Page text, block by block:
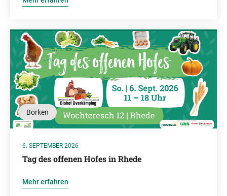
Borken
6. SEPTEMBER 2026
Tag des offenen Hofes in Rhede
Mehr erfahren